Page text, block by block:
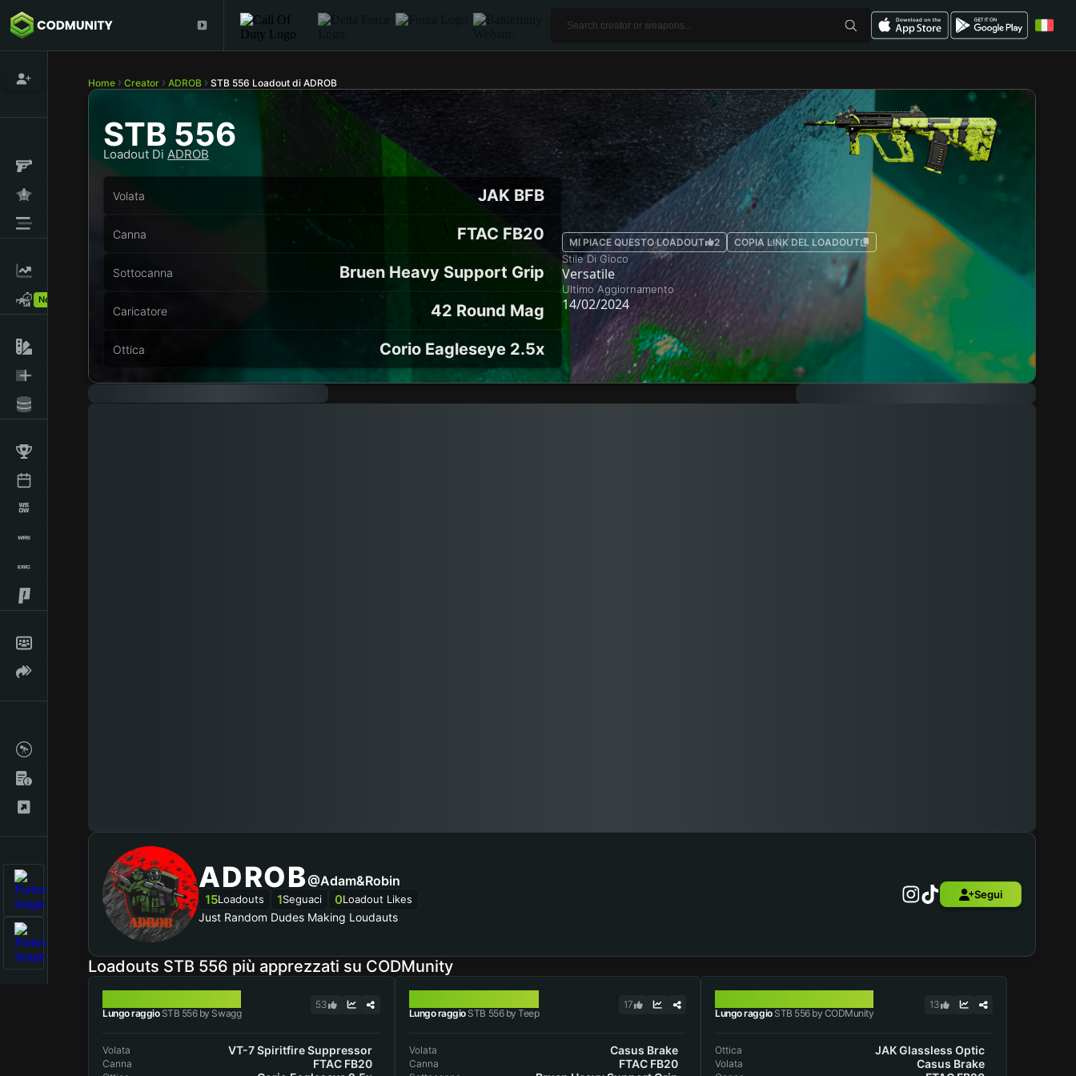
New!
Home Creator ADROB STB 556 Loadout di ADROB
STB 556
Loadout Di ADROB
Volata JAK BFB
Canna FTAC FB20
Sottocanna Bruen Heavy Support Grip
Caricatore 42 Round Mag
Ottica Corio Eagleseye 2.5x
MI PIACE QUESTO LOADOUT 2 COPIA LINK DEL LOADOUT
Stile Di Gioco
Versatile
Ultimo Aggiornamento
14/02/2024
ADROB@Adam&Robin
15Loadouts 1Seguaci 0Loadout Likes
Just Random Dudes Making Loudauts
Segui
Loadouts STB 556 più apprezzati su CODMunity
Lungo raggioSTB 556 by Swagg
53
Volata VT-7 Spiritfire Suppressor
Canna FTAC FB20
Lungo raggioSTB 556 by Teep
17
Volata Casus Brake
Canna FTAC FB20
Lungo raggioSTB 556 by CODMunity
13
Ottica JAK Glassless Optic
Volata Casus Brake